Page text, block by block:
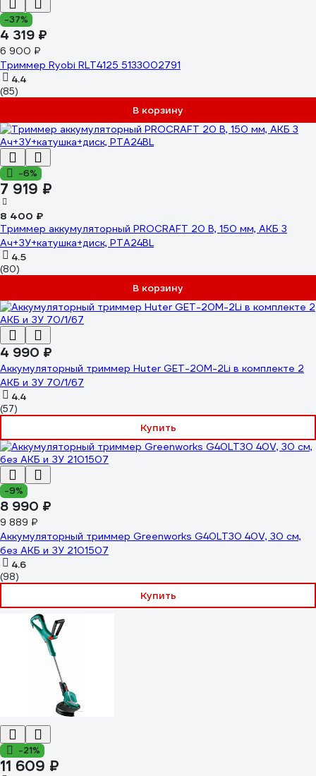
-37%
4 319 ₽
6 900 ₽
Триммер Ryobi RLT4125 5133002791
4.4
(85)
В корзину
-6%
7 919 ₽
8 400 ₽
Триммер аккумуляторный PROCRAFT 20 В, 150 мм, АКБ 3
Ач+ЗУ+катушка+диск, PTA24BL
4.5
(80)
В корзину
4 990 ₽
Аккумуляторный триммер Huter GET-20M-2Li в комплекте 2
АКБ и ЗУ 70/1/67
4.4
(57)
Купить
-9%
8 990 ₽
9 889 ₽
Аккумуляторный триммер Greenworks G40LT30 40V, 30 см,
без АКБ и ЗУ 2101507
4.6
(98)
Купить
-21%
11 609 ₽